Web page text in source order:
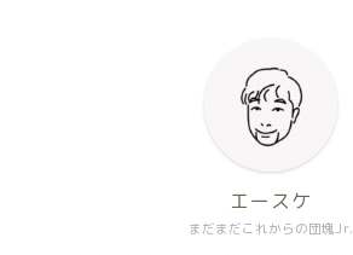
まだまだこれからの団塊Jr.
エースケ